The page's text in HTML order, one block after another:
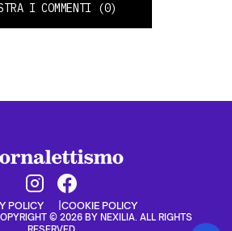
I COMMENTI (0)
POLICY COOKIE POLICY
© 2026 BY NEXILIA. ALL RIGHTS